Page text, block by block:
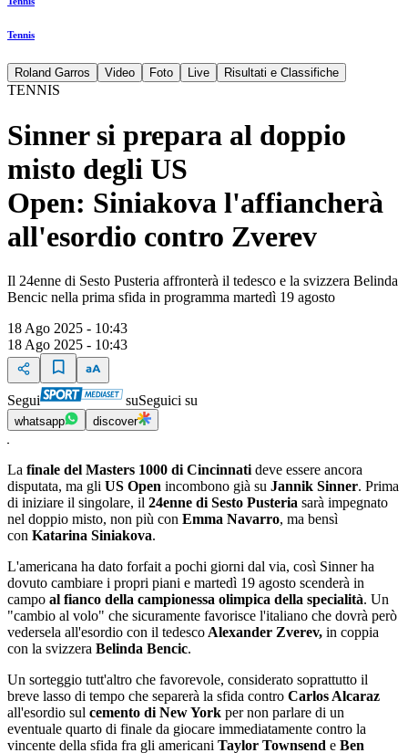
Tennis
Roland Garros Video Foto Live Risultati e Classifiche
TENNIS
Sinner si prepara al doppio
misto degli US
Open: Siniakova l'affiancherà
all'esordio contro Zverev
Il 24enne di Sesto Pusteria affronterà il tedesco e la svizzera Belinda
Bencic nella prima sfida in programma martedì 19 agosto
18 Ago 2025 - 10:43
18 Ago 2025 - 10:43
Segui suSeguici su
whatsapp discover
La finale del Masters 1000 di Cincinnati deve essere ancora
disputata, ma gli US Open incombono già su Jannik Sinner. Prima
di iniziare il singolare, il 24enne di Sesto Pusteria sarà impegnato
nel doppio misto, non più con Emma Navarro, ma bensì
con Katarina Siniakova.
L'americana ha dato forfait a pochi giorni dal via, così Sinner ha
dovuto cambiare i propri piani e martedì 19 agosto scenderà in
campo al fianco della campionessa olimpica della specialità. Un
"cambio al volo" che sicuramente favorisce l'italiano che dovrà però
vedersela all'esordio con il tedesco Alexander Zverev, in coppia
con la svizzera Belinda Bencic.
Un sorteggio tutt'altro che favorevole, considerato soprattutto il
breve lasso di tempo che separerà la sfida contro Carlos Alcaraz
all'esordio sul cemento di New York per non parlare di un
eventuale quarto di finale da giocare immediatamente contro la
vincente della sfida fra gli americani Taylor Townsend e Ben